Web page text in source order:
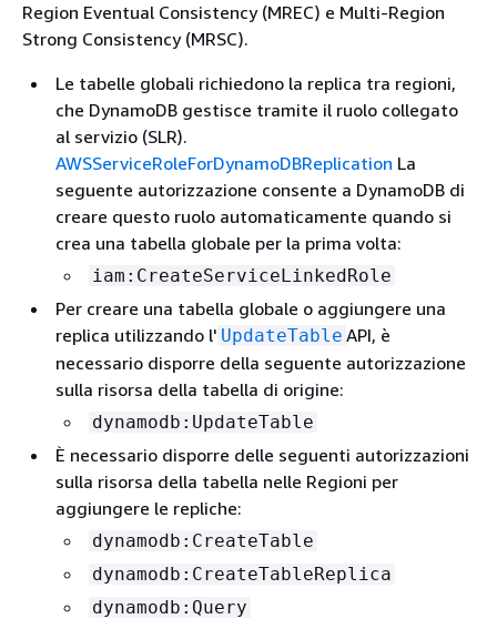
Region Eventual Consistency (MREC) e Multi-Region
Strong Consistency (MRSC).
Le tabelle globali richiedono la replica tra regioni,
che DynamoDB gestisce tramite il ruolo collegato
al servizio (SLR).
AWSServiceRoleForDynamoDBReplication La
seguente autorizzazione consente a DynamoDB di
creare questo ruolo automaticamente quando si
crea una tabella globale per la prima volta:
iam:CreateServiceLinkedRole
Per creare una tabella globale o aggiungere una
replica utilizzando l' UpdateTable API, è
necessario disporre della seguente autorizzazione
sulla risorsa della tabella di origine:
dynamodb:UpdateTable
È necessario disporre delle seguenti autorizzazioni
sulla risorsa della tabella nelle Regioni per
aggiungere le repliche:
dynamodb:CreateTable
dynamodb:CreateTableReplica
dynamodb:Query